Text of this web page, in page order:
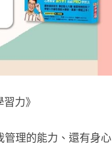
力》
管理的能力、還有身心